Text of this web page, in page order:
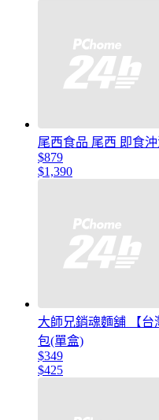
尾西食品 尾西 即食
$879
$1,390
大師兄銷魂麵舖 【
包(單盒)
$349
$425